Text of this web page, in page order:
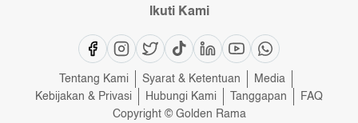
Ikuti Kami
Tentang Kami Syarat & Ketentuan
Media
Kebijakan & Privasi
Hubungi Kami Tanggapan
FAQ
Copyright © Golden Rama